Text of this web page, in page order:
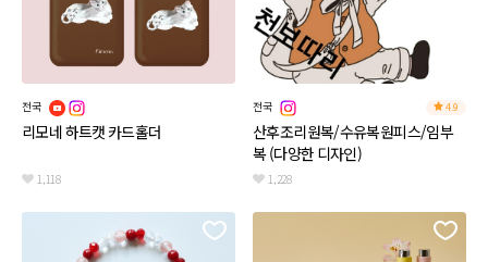
전국
리모네 하트캣 카드홀더
1,118
전국 4.9
산후조리원복/수유복원피스/임부
복 (다양한 디자인)
1,228